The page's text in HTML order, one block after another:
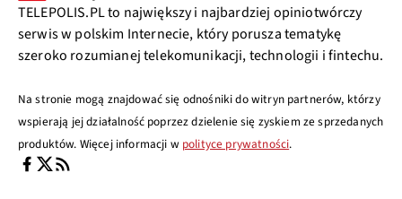
TELEPOLIS.PL to największy i najbardziej opiniotwórczy
serwis w polskim Internecie, który porusza tematykę
szeroko rozumianej telekomunikacji, technologii i fintechu.
Na stronie mogą znajdować się odnośniki do witryn partnerów, którzy
wspierają jej działalność poprzez dzielenie się zyskiem ze sprzedanych
produktów. Więcej informacji w polityce prywatności.